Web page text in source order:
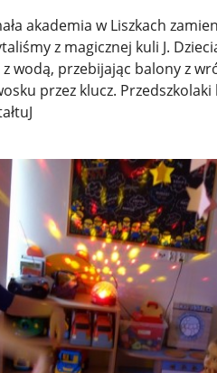
akademia w Liszkach
z magicznej kuli J.
wodą, przebijając balony z
przez klucz.